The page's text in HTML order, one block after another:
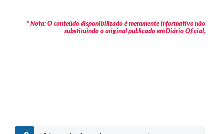
* Nota: O conteúdo disponibilizado é meramente informativo não
substituindo o original publicado em Diário Oficial.